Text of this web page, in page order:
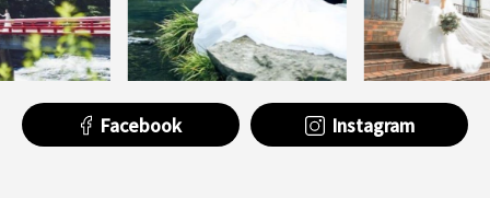
Facebook Instagram